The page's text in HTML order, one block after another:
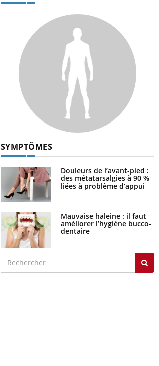
SYMPTÔMES
Douleurs de l’avant-pied :
des métatarsalgies à 90 %
liées à problème d’appui
Mauvaise haleine : il faut
améliorer l’hygiène bucco-
dentaire